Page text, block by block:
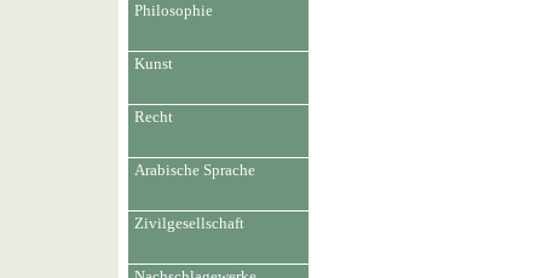
Philosophie
Kunst
Recht
Arabische Sprache
Zivilgesellschaft